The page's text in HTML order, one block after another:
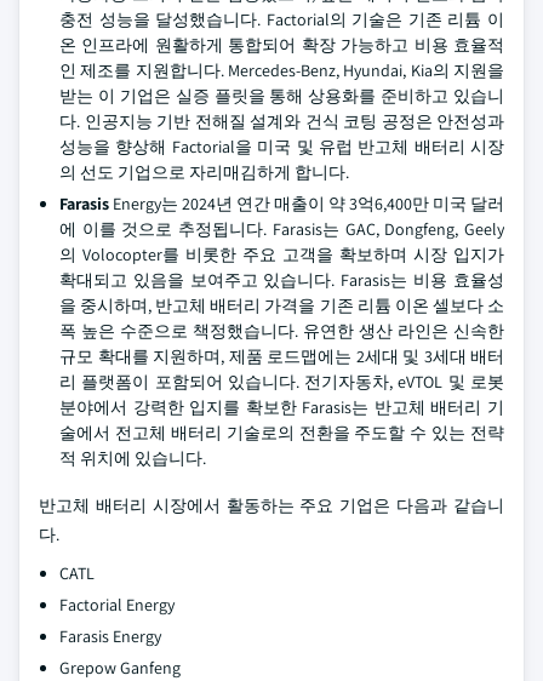
충전 성능을 달성했습니다. Factorial의 기술은 기존 리튬 이
온 인프라에 원활하게 통합되어 확장 가능하고 비용 효율적
인 제조를 지원합니다. Mercedes-Benz, Hyundai, Kia의 지원을
받는 이 기업은 실증 플릿을 통해 상용화를 준비하고 있습니
다. 인공지능 기반 전해질 설계와 건식 코팅 공정은 안전성과
성능을 향상해 Factorial을 미국 및 유럽 반고체 배터리 시장
의 선도 기업으로 자리매김하게 합니다.
Farasis Energy는 2024년 연간 매출이 약 3억6,400만 미국 달러
에 이를 것으로 추정됩니다. Farasis는 GAC, Dongfeng, Geely
의 Volocopter를 비롯한 주요 고객을 확보하며 시장 입지가
확대되고 있음을 보여주고 있습니다. Farasis는 비용 효율성
을 중시하며, 반고체 배터리 가격을 기존 리튬 이온 셀보다 소
폭 높은 수준으로 책정했습니다. 유연한 생산 라인은 신속한
규모 확대를 지원하며, 제품 로드맵에는 2세대 및 3세대 배터
리 플랫폼이 포함되어 있습니다. 전기자동차, eVTOL 및 로봇
분야에서 강력한 입지를 확보한 Farasis는 반고체 배터리 기
술에서 전고체 배터리 기술로의 전환을 주도할 수 있는 전략
적 위치에 있습니다.
반고체 배터리 시장에서 활동하는 주요 기업은 다음과 같습니
다.
CATL
Factorial Energy
Farasis Energy
Grepow Ganfeng